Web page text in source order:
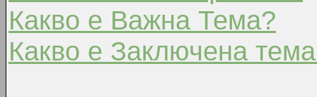
Какво е Важна Тема?
Какво е Заключена